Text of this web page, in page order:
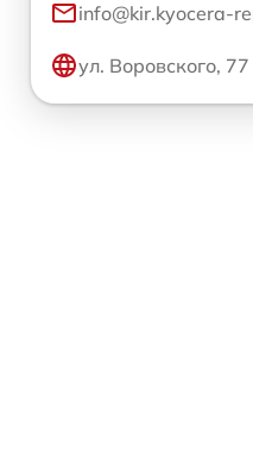
info@kir.kyocera-
ул. Воровского, 77